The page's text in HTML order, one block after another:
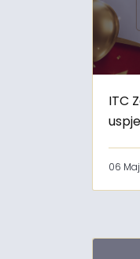
ITC
06